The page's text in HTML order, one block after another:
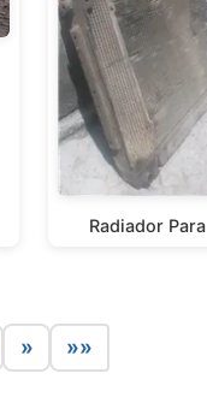
Radiador Para
» »»